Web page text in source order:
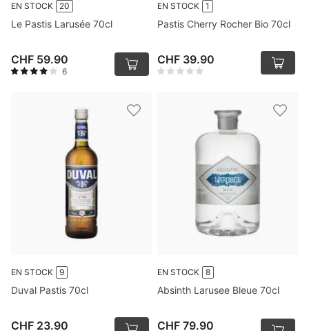
EN STOCK 20
Le Pastis Larusée 70cl
CHF 59.90
6
EN STOCK 1
Pastis Cherry Rocher Bio 70cl
CHF 39.90
EN STOCK 9
Duval Pastis 70cl
CHF 23.90
EN STOCK 8
Absinth Larusee Bleue 70cl
CHF 79.90